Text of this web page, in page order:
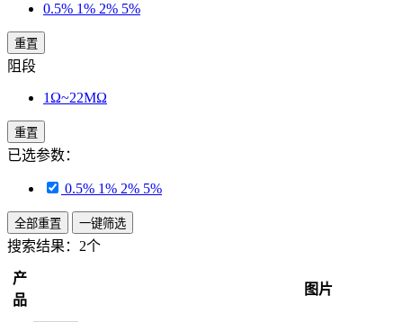
0.5% 1% 2% 5%
重置
阻段
1Ω~22MΩ
重置
已选参数：
0.5% 1% 2% 5%
全部重置 一键筛选
搜索结果： 2个
产
品
图片